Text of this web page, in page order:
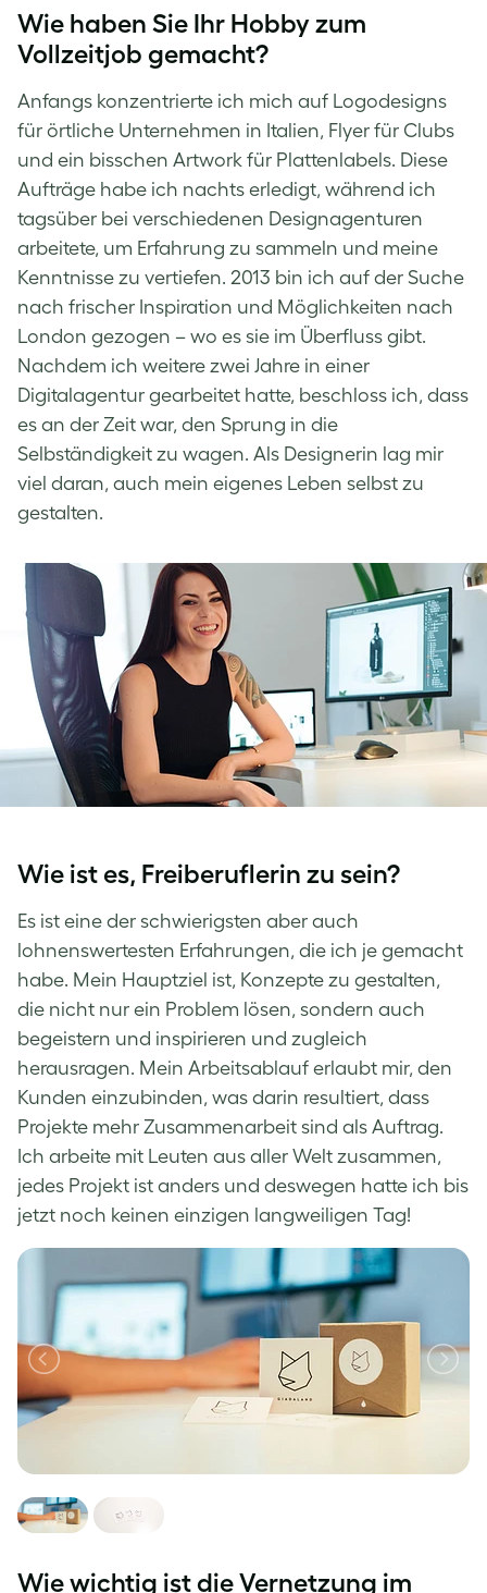
Wie haben Sie Ihr Hobby zum
Vollzeitjob gemacht?
Anfangs konzentrierte ich mich auf Logodesigns
für örtliche Unternehmen in Italien, Flyer für Clubs
und ein bisschen Artwork für Plattenlabels. Diese
Aufträge habe ich nachts erledigt, während ich
tagsüber bei verschiedenen Designagenturen
arbeitete, um Erfahrung zu sammeln und meine
Kenntnisse zu vertiefen. 2013 bin ich auf der Suche
nach frischer Inspiration und Möglichkeiten nach
London gezogen – wo es sie im Überfluss gibt.
Nachdem ich weitere zwei Jahre in einer
Digitalagentur gearbeitet hatte, beschloss ich, dass
es an der Zeit war, den Sprung in die
Selbständigkeit zu wagen. Als Designerin lag mir
viel daran, auch mein eigenes Leben selbst zu
gestalten.
Wie ist es, Freiberuflerin zu sein?
Es ist eine der schwierigsten aber auch
lohnenswertesten Erfahrungen, die ich je gemacht
habe. Mein Hauptziel ist, Konzepte zu gestalten,
die nicht nur ein Problem lösen, sondern auch
begeistern und inspirieren und zugleich
herausragen. Mein Arbeitsablauf erlaubt mir, den
Kunden einzubinden, was darin resultiert, dass
Projekte mehr Zusammenarbeit sind als Auftrag.
Ich arbeite mit Leuten aus aller Welt zusammen,
jedes Projekt ist anders und deswegen hatte ich bis
jetzt noch keinen einzigen langweiligen Tag!
Wie wichtig ist die Vernetzung im